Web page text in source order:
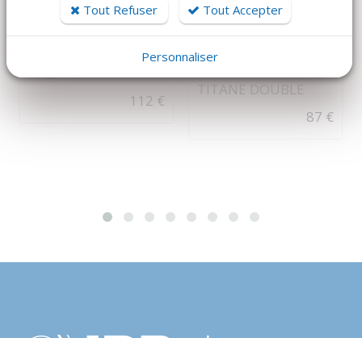
DÉTAILS
PALATIN
112 €
DÉTAILS
KOHLER
TITANE DOUBLE
87 €
Tout Refuser Tout Accepter
Personnaliser